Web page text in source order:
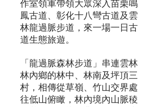
作室領軍帶領大眾深入苗栗鳴
鳳古道、彰化十八彎古道及雲
林龍過脈步道，來一場一日古
道生態旅遊。
「龍過脈森林步道」串連雲林
林內鄉的林中、林南及坪頂三
村，相傳從草嶺、竹山交界處
往低山俯瞰，林內境內山脈稜